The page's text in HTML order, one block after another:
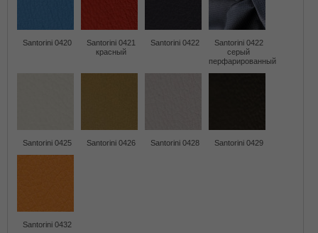
Santorini 0420
Santorini 0421
красный
Santorini 0422
Santorini 0422
серый
перфарированный
Santorini 0425 Santorini 0426 Santorini 0428 Santorini 0429
Santorini 0432